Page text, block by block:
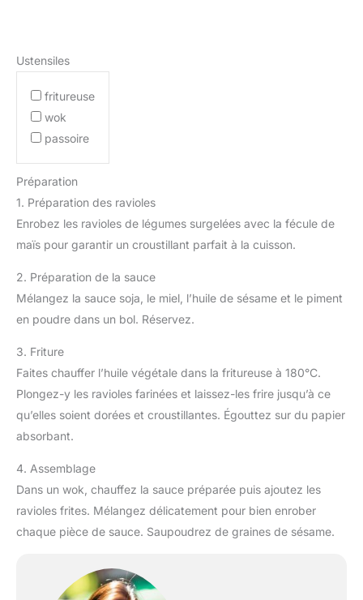
Ustensiles
fritureuse
wok
passoire
Préparation
1. Préparation des ravioles
Enrobez les ravioles de légumes surgelées avec la fécule de
maïs pour garantir un croustillant parfait à la cuisson.
2. Préparation de la sauce
Mélangez la sauce soja, le miel, l’huile de sésame et le piment
en poudre dans un bol. Réservez.
3. Friture
Faites chauffer l’huile végétale dans la fritureuse à 180°C.
Plongez-y les ravioles farinées et laissez-les frire jusqu’à ce
qu’elles soient dorées et croustillantes. Égouttez sur du papier
absorbant.
4. Assemblage
Dans un wok, chauffez la sauce préparée puis ajoutez les
ravioles frites. Mélangez délicatement pour bien enrober
chaque pièce de sauce. Saupoudrez de graines de sésame.